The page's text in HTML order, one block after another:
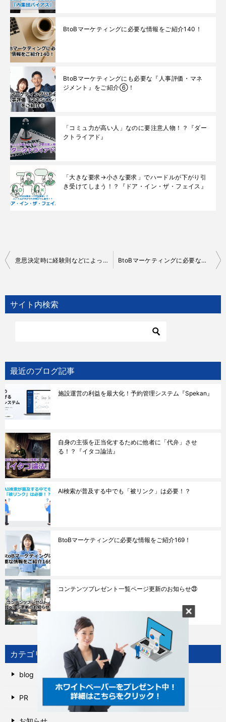
BtoBマーケティングに必要な情報をご紹介140！
BtoBマーケティングにも必要な『人事評価・マネ
ジメント』をご紹介⑥！
「コミュ力が高い人」なのに要注意人物！？『ダー
クトライアド』
「大きな要求→小さな要求」でハードルが下がり引
き受けてしまう！？『ドア・イン・ザ・フェイス』
投
ビ
ョ
ン
意思決定時に経験則などによって直感的に判断してしまう！？『利用可能性ヒューリスティック』 BtoBマーケティングに必要な情報をご紹介95！
サイト内検索
最近のブログ記事
施設運営の利益を最大化！予約管理システム『Spekan』
自身の主張を正当化するために他者に「代弁」させ
る！？『イタコ論法』
AI検索が普及する中でも「被リンク」は必要！？
BtoBマーケティングに必要な情報をご紹介169！
コンテンツプレゼント一覧ページ更新のお知らせ㉓
カテゴリー
blog
PR